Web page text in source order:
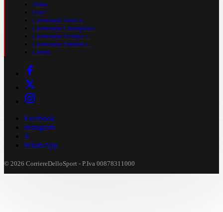
Video
Foto
Calendario Serie A
Calendario Champions
Calendario Europa L.
Calendario Premier L.
Casinò
Facebook
Instagram
X
WhatsApp
© 2026 CorriereDelloSport - P.Iva 00878311000